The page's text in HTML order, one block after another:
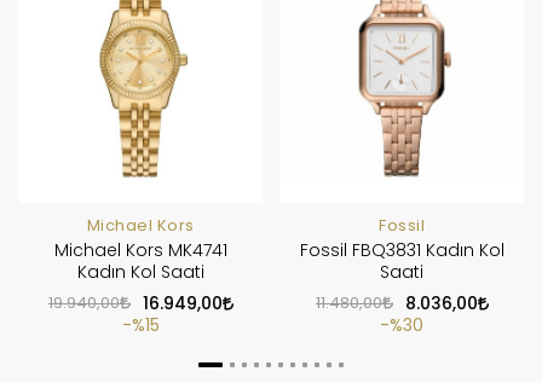
Michael Kors
Michael Kors MK4741
Kadın Kol Saati
19.940,00
16.949,00
%15
Fossil
Fossil FBQ3831 Kadın Kol
Saati
11.480,00
8.036,00
%30